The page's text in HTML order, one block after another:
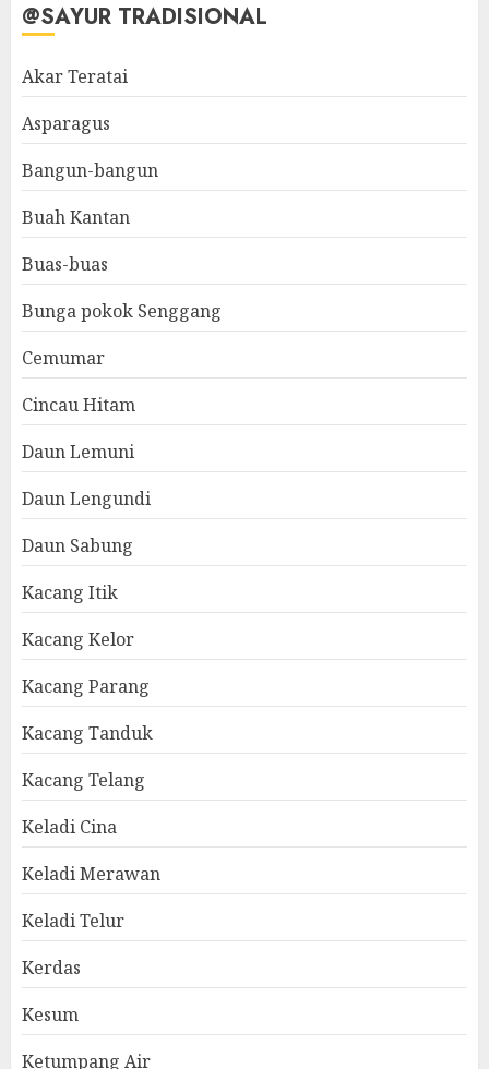
@SAYUR TRADISIONAL
Akar Teratai
Asparagus
Bangun-bangun
Buah Kantan
Buas-buas
Bunga pokok Senggang
Cemumar
Cincau Hitam
Daun Lemuni
Daun Lengundi
Daun Sabung
Kacang Itik
Kacang Kelor
Kacang Parang
Kacang Tanduk
Kacang Telang
Keladi Cina
Keladi Merawan
Keladi Telur
Kerdas
Kesum
Ketumpang Air